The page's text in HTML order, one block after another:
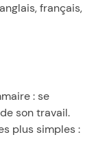
français,
: se
son travail.
plus simples :